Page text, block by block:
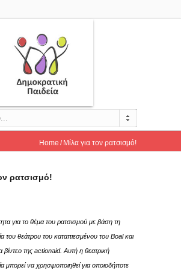
Home Μίλα για τον ρατσισμό!
ρατσισμό!
για το θέμα του ρατσισμού με βάση τη
του θεάτρου του καταπιεσμένου του Boal και
της actionaid. Αυτή η θεατρική
μπορεί να χρησιμοποιηθεί για οποιοδήποτε